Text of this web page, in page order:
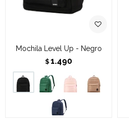
Mochila Level Up - Negro
$ 1.490